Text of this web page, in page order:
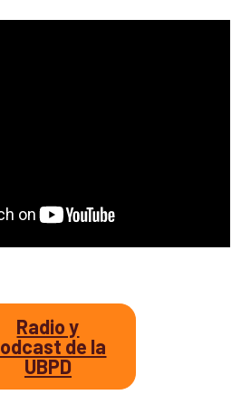
buscadoras según solicitudes de
Radio y
de la
UBPD